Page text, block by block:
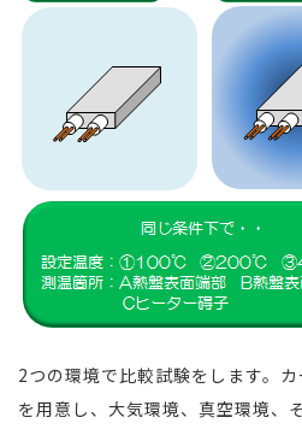
2つの環境で比較試験をします。
を用意し、大気環境、真空環境、